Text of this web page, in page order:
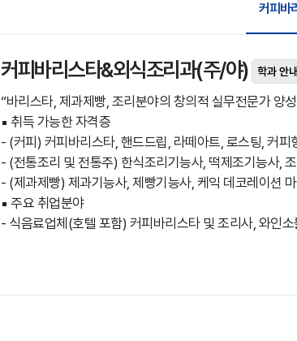
커피바
커피바리스타&외식조리과(주/야) 학과 안
“바리스타, 제과제빵, 조리분야의 창의적 실무전문가 양
▪ 취득 가능한 자격증
- (커피) 커피바리스타, 핸드드립, 라떼아트, 로스팅, 커피
- (전통조리 및 전통주) 한식조리기능사, 떡제조기능사,
- (제과제빵) 제과기능사, 제빵기능사, 케익 데코레이션
▪ 주요 취업분야
- 식음료업체(호텔 포함) 커피바리스타 및 조리사, 와인